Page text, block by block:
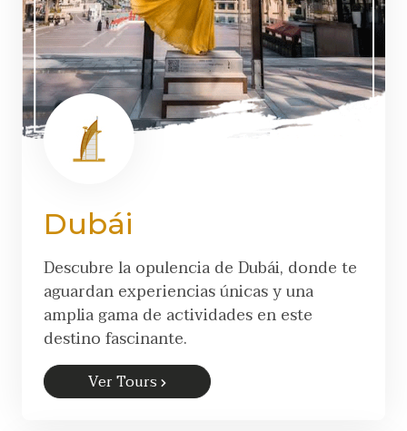
Dubái
Descubre la opulencia de Dubái, donde te
aguardan experiencias únicas y una
amplia gama de actividades en este
destino fascinante.
Ver Tours